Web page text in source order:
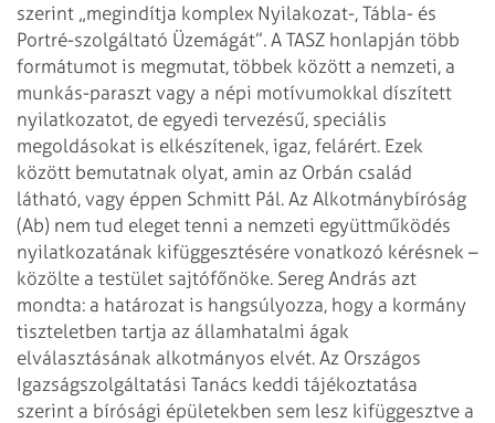
szerint „megindítja komplex Nyilakozat-, Tábla- és
Portré-szolgáltató Üzemágát”. A TASZ honlapján több
formátumot is megmutat, többek között a nemzeti, a
munkás-paraszt vagy a népi motívumokkal díszített
nyilatkozatot, de egyedi tervezésű, speciális
megoldásokat is elkészítenek, igaz, felárért. Ezek
között bemutatnak olyat, amin az Orbán család
látható, vagy éppen Schmitt Pál. Az Alkotmánybíróság
(Ab) nem tud eleget tenni a nemzeti együttműködés
nyilatkozatának kifüggesztésére vonatkozó kérésnek –
közölte a testület sajtófőnöke. Sereg András azt
mondta: a határozat is hangsúlyozza, hogy a kormány
tiszteletben tartja az államhatalmi ágak
elválasztásának alkotmányos elvét. Az Országos
Igazságszolgáltatási Tanács keddi tájékoztatása
szerint a bírósági épületekben sem lesz kifüggesztve a